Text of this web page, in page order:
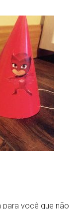
você que não